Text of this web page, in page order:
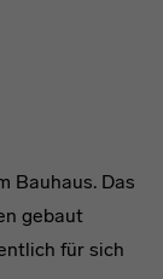
Bauhaus. Das
gebaut
für sich